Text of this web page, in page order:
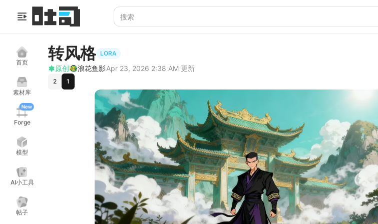
首页
素材库
New
Forge
模型
AI小工具
帖子
转风格 LORA
原创
浪花鱼影Apr 23, 2026 2:38 AM 更新
2 1